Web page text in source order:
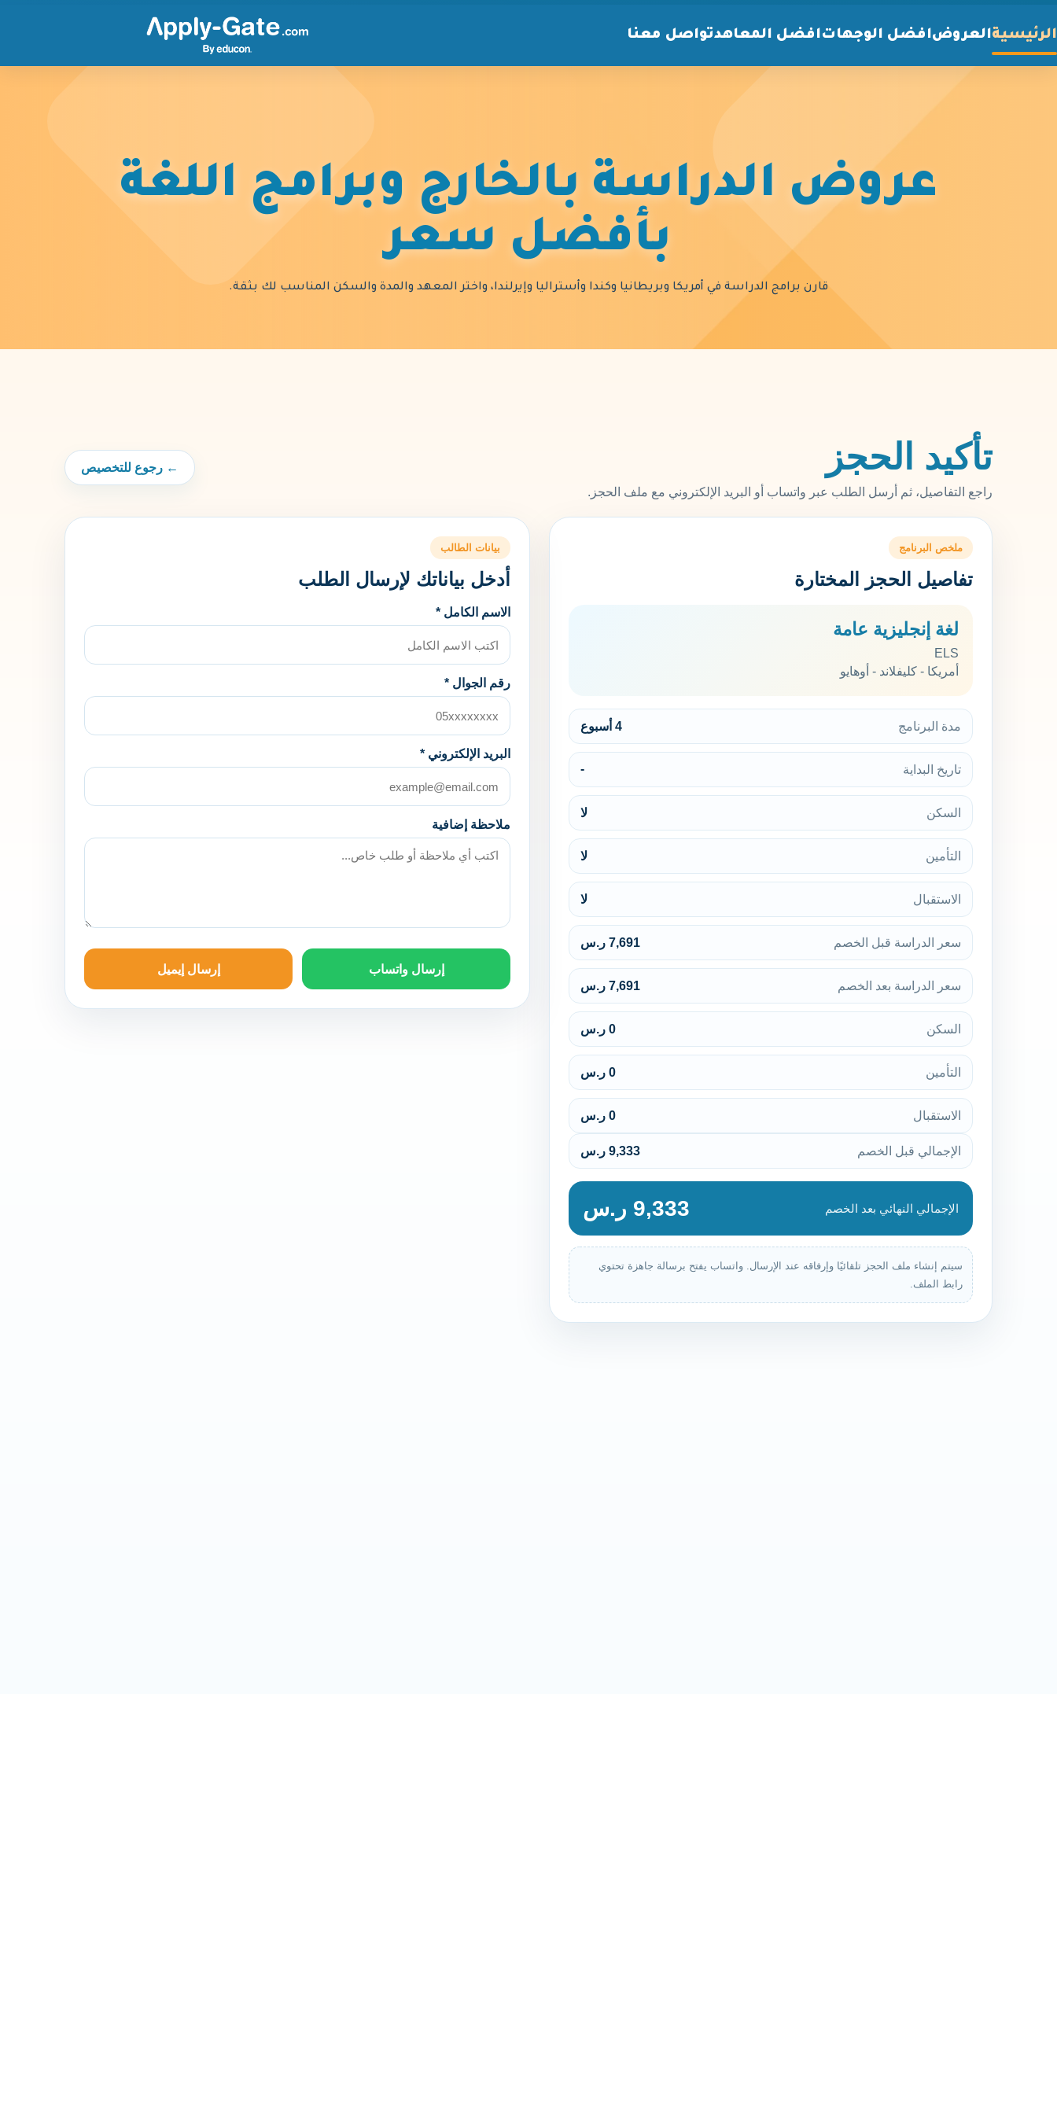
الرئيسيةالعروضافضل الوجهاتافضل المعاهدتواصل معنا
عروض الدراسة بالخارج وبرامج اللغة
بأفضل سعر
قارن برامج الدراسة في أمريكا وبريطانيا وكندا وأستراليا وإيرلندا، واختر المعهد والمدة والسكن المناسب لك بثقة.
تأكيد الحجز
راجع التفاصيل، ثم أرسل الطلب عبر واتساب أو البريد الإلكتروني مع ملف الحجز.
← رجوع للتخصيص
ملخص البرنامج
تفاصيل الحجز المختارة
لغة إنجليزية عامة
ELS
أمريكا - كليفلاند - أوهايو
مدة البرنامج 4 أسبوع
تاريخ البداية -
السكن لا
التأمين لا
الاستقبال لا
سعر الدراسة قبل الخصم 7,691 ر.س
سعر الدراسة بعد الخصم 7,691 ر.س
السكن 0 ر.س
التأمين 0 ر.س
الاستقبال 0 ر.س
الإجمالي قبل الخصم 9,333 ر.س
الإجمالي النهائي بعد الخصم 9,333 ر.س
سيتم إنشاء ملف الحجز تلقائيًا وإرفاقه عند الإرسال. واتساب يفتح برسالة جاهزة تحتوي
رابط الملف.
بيانات الطالب
أدخل بياناتك لإرسال الطلب
الاسم الكامل *
رقم الجوال *
البريد الإلكتروني *
ملاحظة إضافية
إرسال واتساب إرسال إيميل